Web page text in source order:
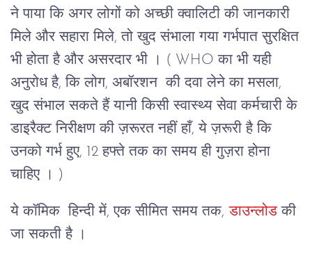
ने पाया कि अगर लोगों को अच्छी क्वालिटी की जानकारी
मिले और सहारा मिले, तो खुद संभाला गया गर्भपात सुरक्षित
भी होता है और असरदार भी । ( WHO का भी यही
अनुरोध है, कि लोग, अबॉरशन की दवा लेने का मसला,
खुद संभाल सकते हैं यानी किसी स्वास्थ्य सेवा कर्मचारी के
डाइरैक्ट निरीक्षण की ज़रूरत नहीं हाँ, ये ज़रूरी है कि
उनको गर्भ हुए, 12 हफ्ते तक का समय ही गुज़रा होना
चाहिए । )
ये कॉमिक हिन्दी में, एक सीमित समय तक, डाउन्लोड की
जा सकती है ।